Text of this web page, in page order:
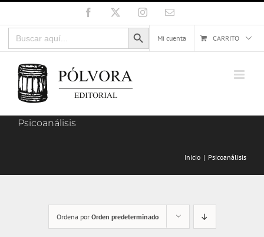
al
contenido
Facebook InstagramCorreo
Buscar:
Botón de búsqueda
Mi cuenta
CARRITO
Psicoanálisis
Inicio Psicoanálisis
Ordena por Orden predeterminado